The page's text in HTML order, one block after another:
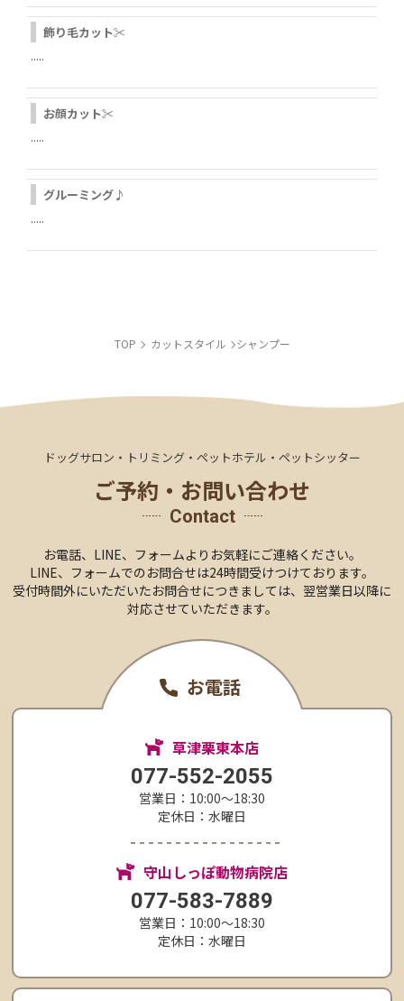
飾り毛カット✂
.....
お顔カット✂
.....
グルーミング♪
.....
TOP カットスタイル シャンプー
ドッグサロン・トリミング・ペットホテル・ペットシッター
ご予約・お問い合わせ
Contact
お電話、LINE、 フォームより お気軽にご連絡ください。
LINE、フォームでのお問合せは24時間受けつけております。
受付時間外にいただいたお問合せにつきましては、 翌営業日以降に
対応させていただきます。
お電話
草津栗東本店
077-552-2055
営業日：10:00〜18:30
定休日：水曜日
守山しっぽ動物病院店
077-583-7889
営業日：10:00〜18:30
定休日：水曜日
INSTAGRAM